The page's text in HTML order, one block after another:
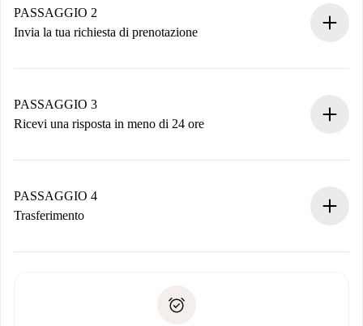
Hai tutte le informazioni necessarie in anticipo.
PASSAGGIO 2
Invia la tua richiesta di prenotazione
non accetta.
PASSAGGIO 3
Ricevi una risposta in meno di 24 ore
contatto con il proprietario.
Se rifiutata: non ti addebiteremo nulla e ti proporremo
Domiciliazione del pagamento
PASSAGGIO 4
Trasferimento
solo se non segnali problemi.